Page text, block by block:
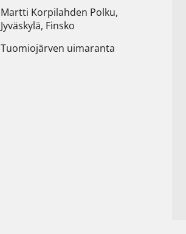
Martti Korpilahden Polku,
Jyväskylä, Finsko
Tuomiojärven uimaranta